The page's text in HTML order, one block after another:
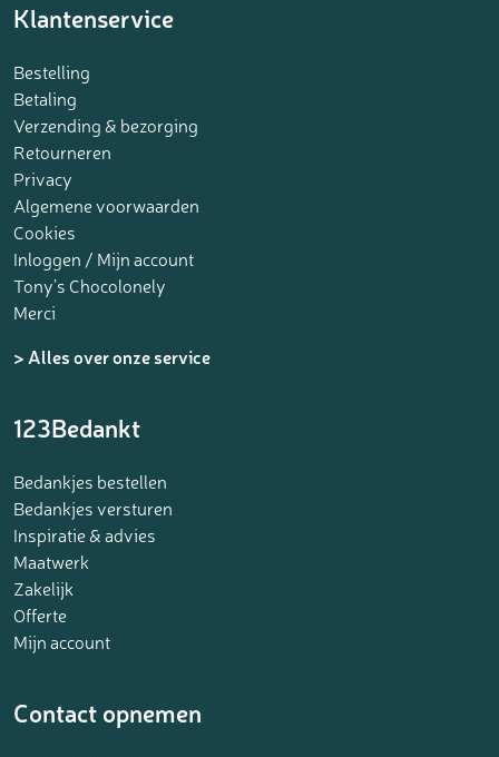
Klantenservice
Bestelling
Betaling
Verzending & bezorging
Retourneren
Privacy
Algemene voorwaarden
Cookies
Inloggen / Mijn account
Tony’s Chocolonely
Merci
> Alles over onze service
123Bedankt
Bedankjes bestellen
Bedankjes versturen
Inspiratie & advies
Maatwerk
Zakelijk
Offerte
Mijn account
Contact opnemen